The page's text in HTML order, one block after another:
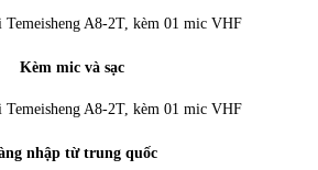
Kèm mic và sạc
nhập từ trung quốc